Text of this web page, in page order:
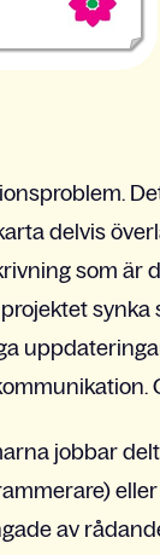
delvis
som är
jobbar
av